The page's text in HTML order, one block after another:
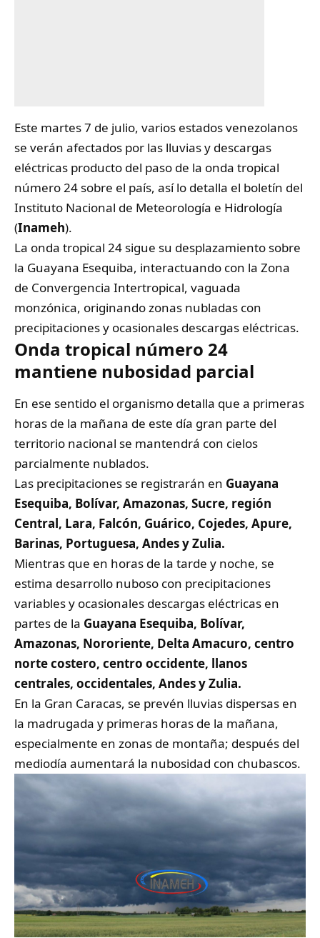
Este martes 7 de julio, varios estados venezolanos
se verán afectados por las lluvias y descargas
eléctricas producto del paso de la onda tropical
número 24 sobre el país, así lo detalla el boletín del
Instituto Nacional de Meteorología e Hidrología
(Inameh).
La onda tropical 24 sigue su desplazamiento sobre
la Guayana Esequiba, interactuando con la Zona
de Convergencia Intertropical, vaguada
monzónica, originando zonas nubladas con
precipitaciones y ocasionales descargas eléctricas.
Onda tropical número 24
mantiene nubosidad parcial
En ese sentido el organismo detalla que a primeras
horas de la mañana de este día gran parte del
territorio nacional se mantendrá con cielos
parcialmente nublados.
Las precipitaciones se registrarán en Guayana
Esequiba, Bolívar, Amazonas, Sucre, región
Central, Lara, Falcón, Guárico, Cojedes, Apure,
Barinas, Portuguesa, Andes y Zulia.
Mientras que en horas de la tarde y noche, se
estima desarrollo nuboso con precipitaciones
variables y ocasionales descargas eléctricas en
partes de la Guayana Esequiba, Bolívar,
Amazonas, Nororiente, Delta Amacuro, centro
norte costero, centro occidente, llanos
centrales, occidentales, Andes y Zulia.
En la Gran Caracas, se prevén lluvias dispersas en
la madrugada y primeras horas de la mañana,
especialmente en zonas de montaña; después del
mediodía aumentará la nubosidad con chubascos.